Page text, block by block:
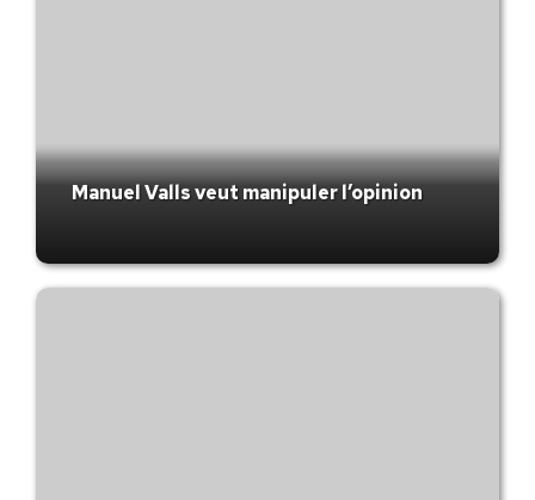
Manuel Valls veut manipuler l’opinion